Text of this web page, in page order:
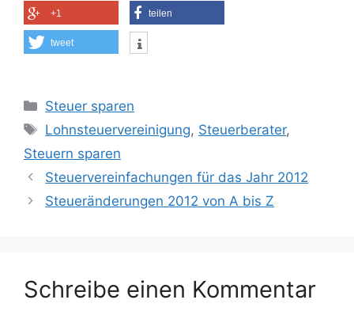
+1 teilen
tweet
Kategorien
Steuer sparen
Schlagwörter
Lohnsteuervereinigung, Steuerberater,
Steuern sparen
Steuervereinfachungen für das Jahr 2012
Steueränderungen 2012 von A bis Z
Schreibe einen Kommentar